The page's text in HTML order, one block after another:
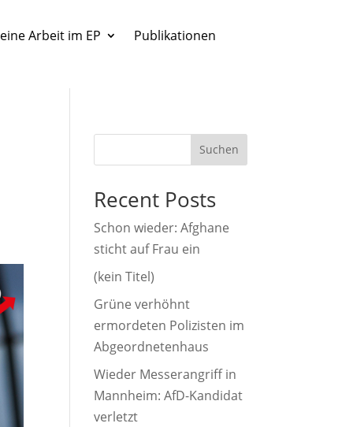
Arbeit im EP Publikationen
Suchen
Recent Posts
Schon wieder: Afghane
sticht auf Frau ein
(kein Titel)
Grüne verhöhnt
ermordeten Polizisten im
Abgeordnetenhaus
Wieder Messerangriff in
Mannheim: AfD-Kandidat
verletzt